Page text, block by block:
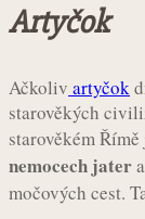
Artyčok
Ačkoliv artyčok
starověkých
starověkém
nemocech jater
močových cest.